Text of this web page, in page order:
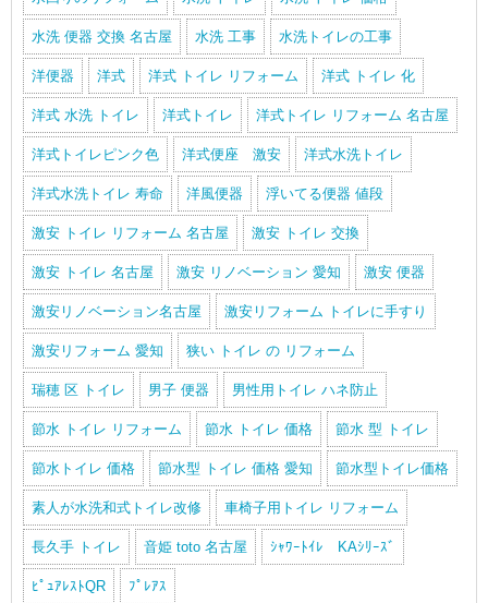
水洗 便器 交換 名古屋 水洗 工事 水洗トイレの工事
洋便器 洋式 洋式 トイレ リフォーム 洋式 トイレ 化
洋式 水洗 トイレ 洋式トイレ 洋式トイレ リフォーム 名古屋
洋式トイレピンク色 洋式便座 激安 洋式水洗トイレ
洋式水洗トイレ 寿命 洋風便器 浮いてる便器 値段
激安 トイレ リフォーム 名古屋 激安 トイレ 交換
激安 トイレ 名古屋 激安 リノベーション 愛知 激安 便器
激安リノベーション名古屋 激安リフォーム トイレに手すり
激安リフォーム 愛知 狭い トイレ の リフォーム
瑞穂 区 トイレ 男子 便器 男性用トイレ ハネ防止
節水 トイレ リフォーム 節水 トイレ 価格 節水 型 トイレ
節水トイレ 価格 節水型 トイレ 価格 愛知 節水型トイレ価格
素人が水洗和式トイレ改修 車椅子用トイレ リフォーム
長久手 トイレ 音姫 toto 名古屋 ｼｬﾜｰﾄｲﾚ KAｼﾘｰｽﾞ
ﾋﾟｭｱﾚｽﾄQR ﾌﾟﾚｱｽ